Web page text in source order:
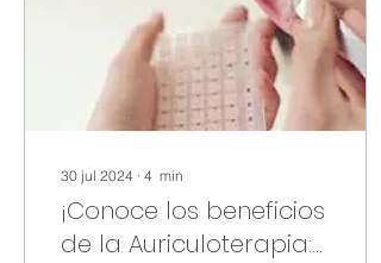
30 jul 2024 ∙ 4 min
¡Conoce los beneficios
de la Auriculoterapia: